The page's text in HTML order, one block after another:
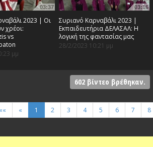
03:37
2023 | Οι
χρέοι:
vs
μμ
03:16
Συριανό Καρναβάλι 2023 |
Εκπαιδευτήρια ΔΕΛΑΣΑΛ: Η
λογική της φαντασίας μας
28/2/2023 10:21 μμ
602βίντεο βρέθηκαν.
«« « 1 2 3 4 5 6 7 8